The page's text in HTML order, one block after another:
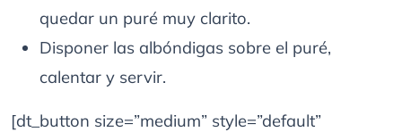
quedar un puré muy clarito.
Disponer las albóndigas sobre el puré,
calentar y servir.
[dt_button size=”medium” style=”default”